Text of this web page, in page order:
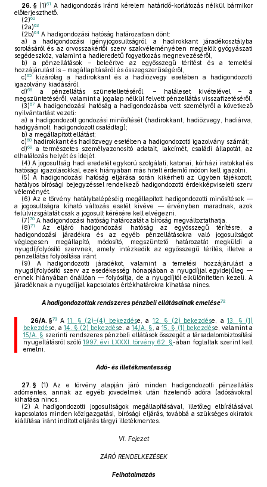
26. § (1)61 A hadigondozás iránti kérelem határidő-korlátozás nélkül bármikor
előterjeszthető.
(2)62
(2a)63
(2b)64 A hadigondozási hatóság határozatban dönt:
a) a hadigondozási igényjogosultságról, a hadirokkant járadékosztályba
sorolásáról és az orvosszakértői szerv szakvéleményében megjelölt gyógyászati
segédeszköz, valamint a hadieredetű fogyatkozás megnevezéséről,
b) a pénzellátások – beleértve az egyösszegű térítést és a temetési
hozzájárulást is – megállapításáról és összegszerűségéről,
c)65
kizárólag a hadirokkant és a hadiözvegy esetében a hadigondozotti
igazolvány kiadásáról,
d)66
a pénzellátás szüneteltetéséről, – haláleset kivételével – a
megszüntetéséről, valamint a jogalap nélkül felvett pénzellátás visszafizetéséről.
(3)67 A hadigondozási hatóság a hadigondozásba vett személyről a következő
nyilvántartást vezeti:
a) a hadigondozott gondozási minősítését (hadirokkant, hadiözvegy, hadiárva,
hadigyámolt, hadigondozott családtag);
b) a megállapított ellátást;
c)68 hadirokkant és hadiözvegy esetében a hadigondozotti igazolvány számát;
d)69
a természetes személyazonosító adatait, lakcímét, családi állapotát, az
elhalálozás helyét és idejét.
(4) A jogosultság hadi eredetét egykorú szolgálati, katonai, kórházi iratokkal és
hatósági igazolásokkal, ezek hiányában más hitelt érdemlő módon kell igazolni.
(5) A hadigondozási hatóság eljárása során kikérheti az ügyben tájékozott,
hatályos bírósági bejegyzéssel rendelkező hadigondozotti érdekképviseleti szerv
véleményét.
(6) Az e törvény hatálybalépéséig megállapított hadigondozotti minősítések —
a jogosultságra kiható változás esetét kivéve — érvényben maradnak, azok
felülvizsgálatát csak a jogosult kérésére kell elvégezni.
(7)70 A hadigondozási hatóság határozatát a bíróság megváltoztathatja.
(8)71
Az eljáró hadigondozási hatóság az egyösszegű térítésre, a
hadigondozási járadékra és az egyéb pénzellátásokra való jogosultságot
véglegesen megállapító, módosító, megszüntető határozatát megküldi a
nyugdíjfolyósító szervnek, amely intézkedik az egyösszegű térítés, illetve a
pénzellátás folyósítása iránt.
(9) A hadigondozotti járadékot, valamint a temetési hozzájárulást a
nyugdíjfolyósító szerv az esedékesség hónapjában a nyugdíjjal egyidejűleg —
ennek hiányában önállóan — folyósítja, de a nyugdíjtól elkülönítetten kezeli. A
járadéknak a nyugdíjjal kapcsolatos értékhatárokra kihatása nincs.
A hadigondozottak rendszeres pénzbeli ellátásainak emelése72
26/A. §73 A11. § (2)–(4) bekezdése, a 12. § (2) bekezdése, a13. § (1)
bekezdése, a 14. § (2) bekezdése, a 14/A. § , a15. § (1) bekezdése, valamint a
15/A. § szerinti rendszeres pénzbeli ellátások összegét a társadalombiztosítási
nyugellátásról szóló 1997. évi LXXXI. törvény 62. §-ában foglaltak szerint kell
emelni.
Adó- és illetékmentesség
27. § (1)
Az e törvény alapján járó minden hadigondozotti pénzellátás
adómentes, annak az egyéb jövedelmek után fizetendő adóra (adósávokra)
kihatása nincs.
(2) A hadigondozotti jogosultságok megállapításával, illetőleg elbírálásával
kapcsolatos minden közigazgatási, bírósági eljárás, továbbá a szükséges okiratok
kiállítása iránt indított eljárás tárgyi illetékmentes.
VI. Fejezet
ZÁRÓ RENDELKEZÉSEK
Felhatalmazás